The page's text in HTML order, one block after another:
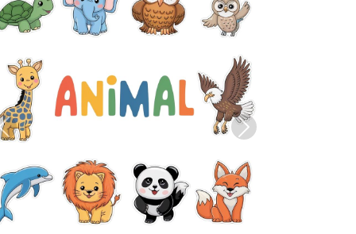
Previous Next